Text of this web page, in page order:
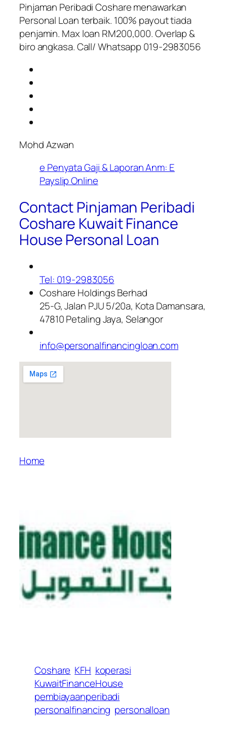
Pinjaman Peribadi Coshare menawarkan
Personal Loan terbaik. 100% payout tiada
penjamin. Max loan RM200,000. Overlap &
biro angkasa. Call/ Whatsapp 019-2983056
Mohd Azwan
e Penyata Gaji & Laporan Anm: E
Payslip Online
Contact Pinjaman Peribadi
Coshare Kuwait Finance
House Personal Loan
Tel: 019-2983056
Coshare Holdings Berhad
25-G, Jalan PJU 5/20a, Kota Damansara,
47810 Petaling Jaya, Selangor
info@personalfinancingloan.com
Home
Coshare KFH koperasi
KuwaitFinanceHouse
pembiayaanperibadi
personalfinancing personalloan